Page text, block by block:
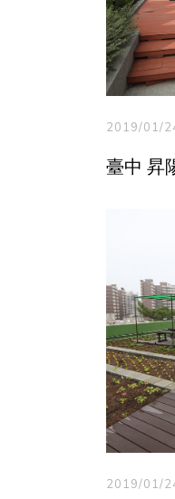
2019/01/
臺中 昇
2019/01/